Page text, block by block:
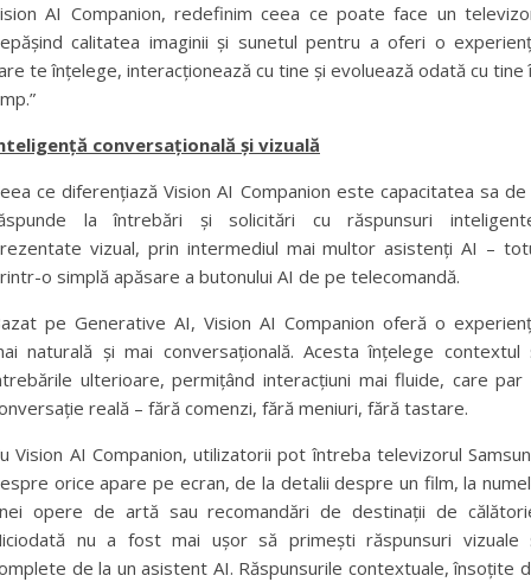
AI Companion, redefinim ceea ce poate face un
calitatea imaginii și sunetul pentru a oferi o
te înțelege, interacționează cu tine și evoluează odată cu tine
conversațională și vizuală
ce diferențiază Vision AI Companion este capacitatea sa de
la întrebări și solicitări cu răspunsuri
vizual, prin intermediul mai multor asistenți AI –
o simplă apăsare a butonului AI de pe telecomandă.
pe Generative AI, Vision AI Companion oferă o
naturală și mai conversațională. Acesta înțelege contextul
ulterioare, permițând interacțiuni mai fluide, care par
reală – fără comenzi, fără meniuri, fără tastare.
Vision AI Companion, utilizatorii pot întreba televizorul
orice apare pe ecran, de la detalii despre un film, la
opere de artă sau recomandări de destinații de
nu a fost mai ușor să primești răspunsuri vizuale
de la un asistent AI. Răspunsurile contextuale, însoțite